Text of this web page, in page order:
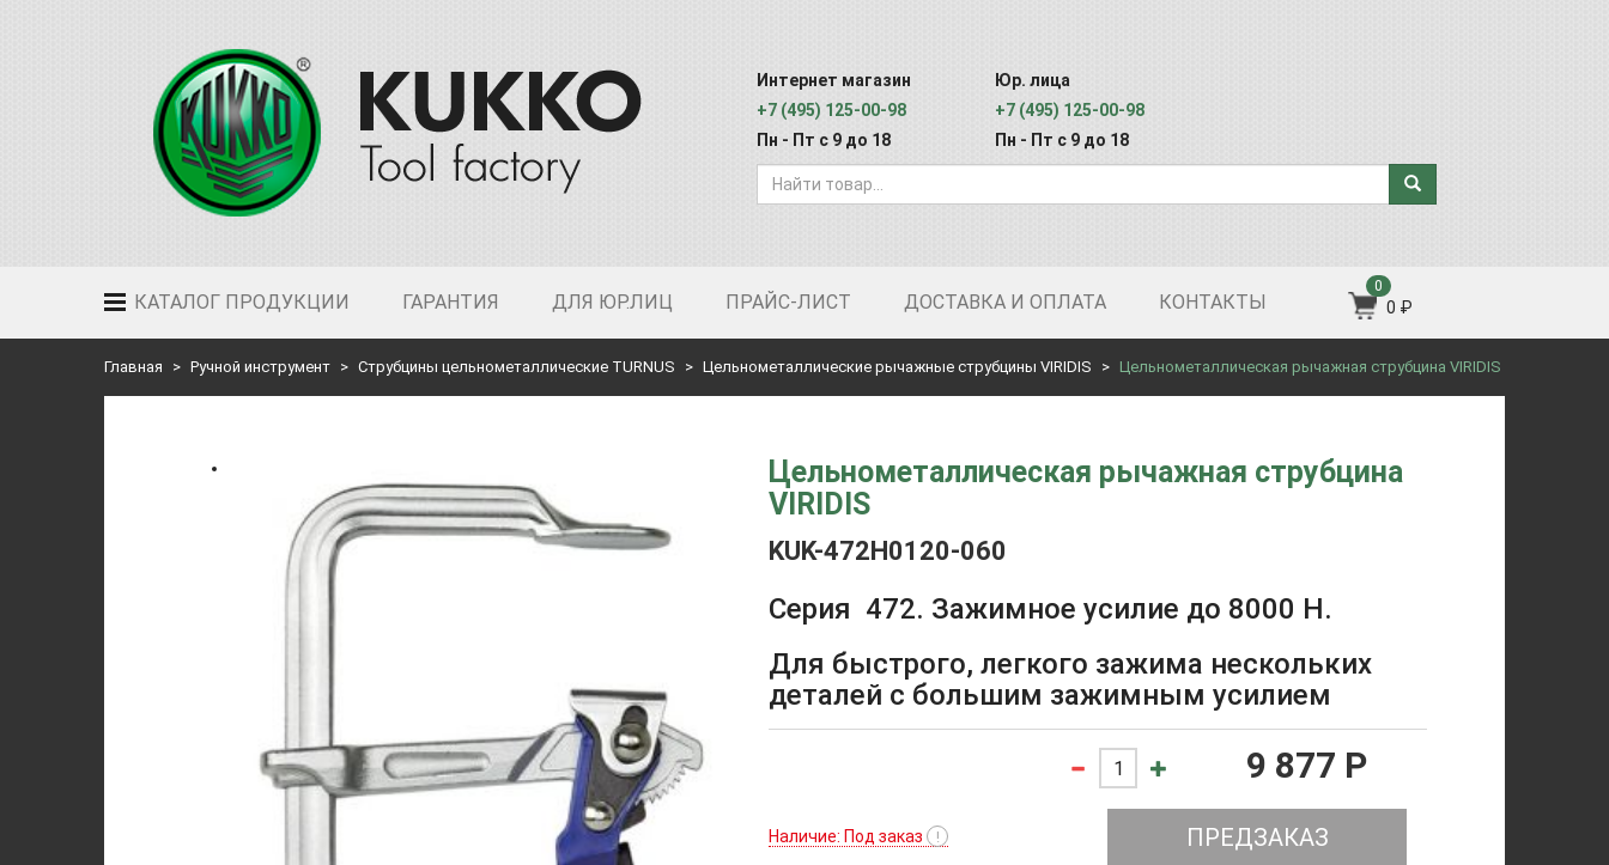
Интернет магазин
+7 (495) 125-00-98
Пн - Пт с 9 до 18
Юр. лица
+7 (495) 125-00-98
Пн - Пт с 9 до 18
КАТАЛОГ ПРОДУКЦИИ ГАРАНТИЯ ДЛЯ ЮР.ЛИЦ ПРАЙС-ЛИСТ ДОСТАВКА И ОПЛАТА КОНТАКТЫ
0
0 ₽
Главная Ручной инструмент Струбцины цельнометаллические TURNUS Цельнометаллические рычажные струбцины VIRIDIS Цельнометаллическая рычажная струбцина VIRIDIS
Цельнометаллическая рычажная струбцина
VIRIDIS
KUK-472H0120-060
Серия 472. Зажимное усилие до 8000 Н.
Для быстрого, легкого зажима нескольких
деталей с большим зажимным усилием
9 877 P
Наличие: Под заказ ! ПРЕДЗАКАЗ